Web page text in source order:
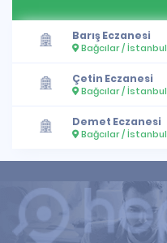
Barış Eczanesi
Bağcılar / İstanbul
Çetin Eczanesi
Bağcılar / İstanbul
Demet Eczanesi
Bağcılar / İstanbul